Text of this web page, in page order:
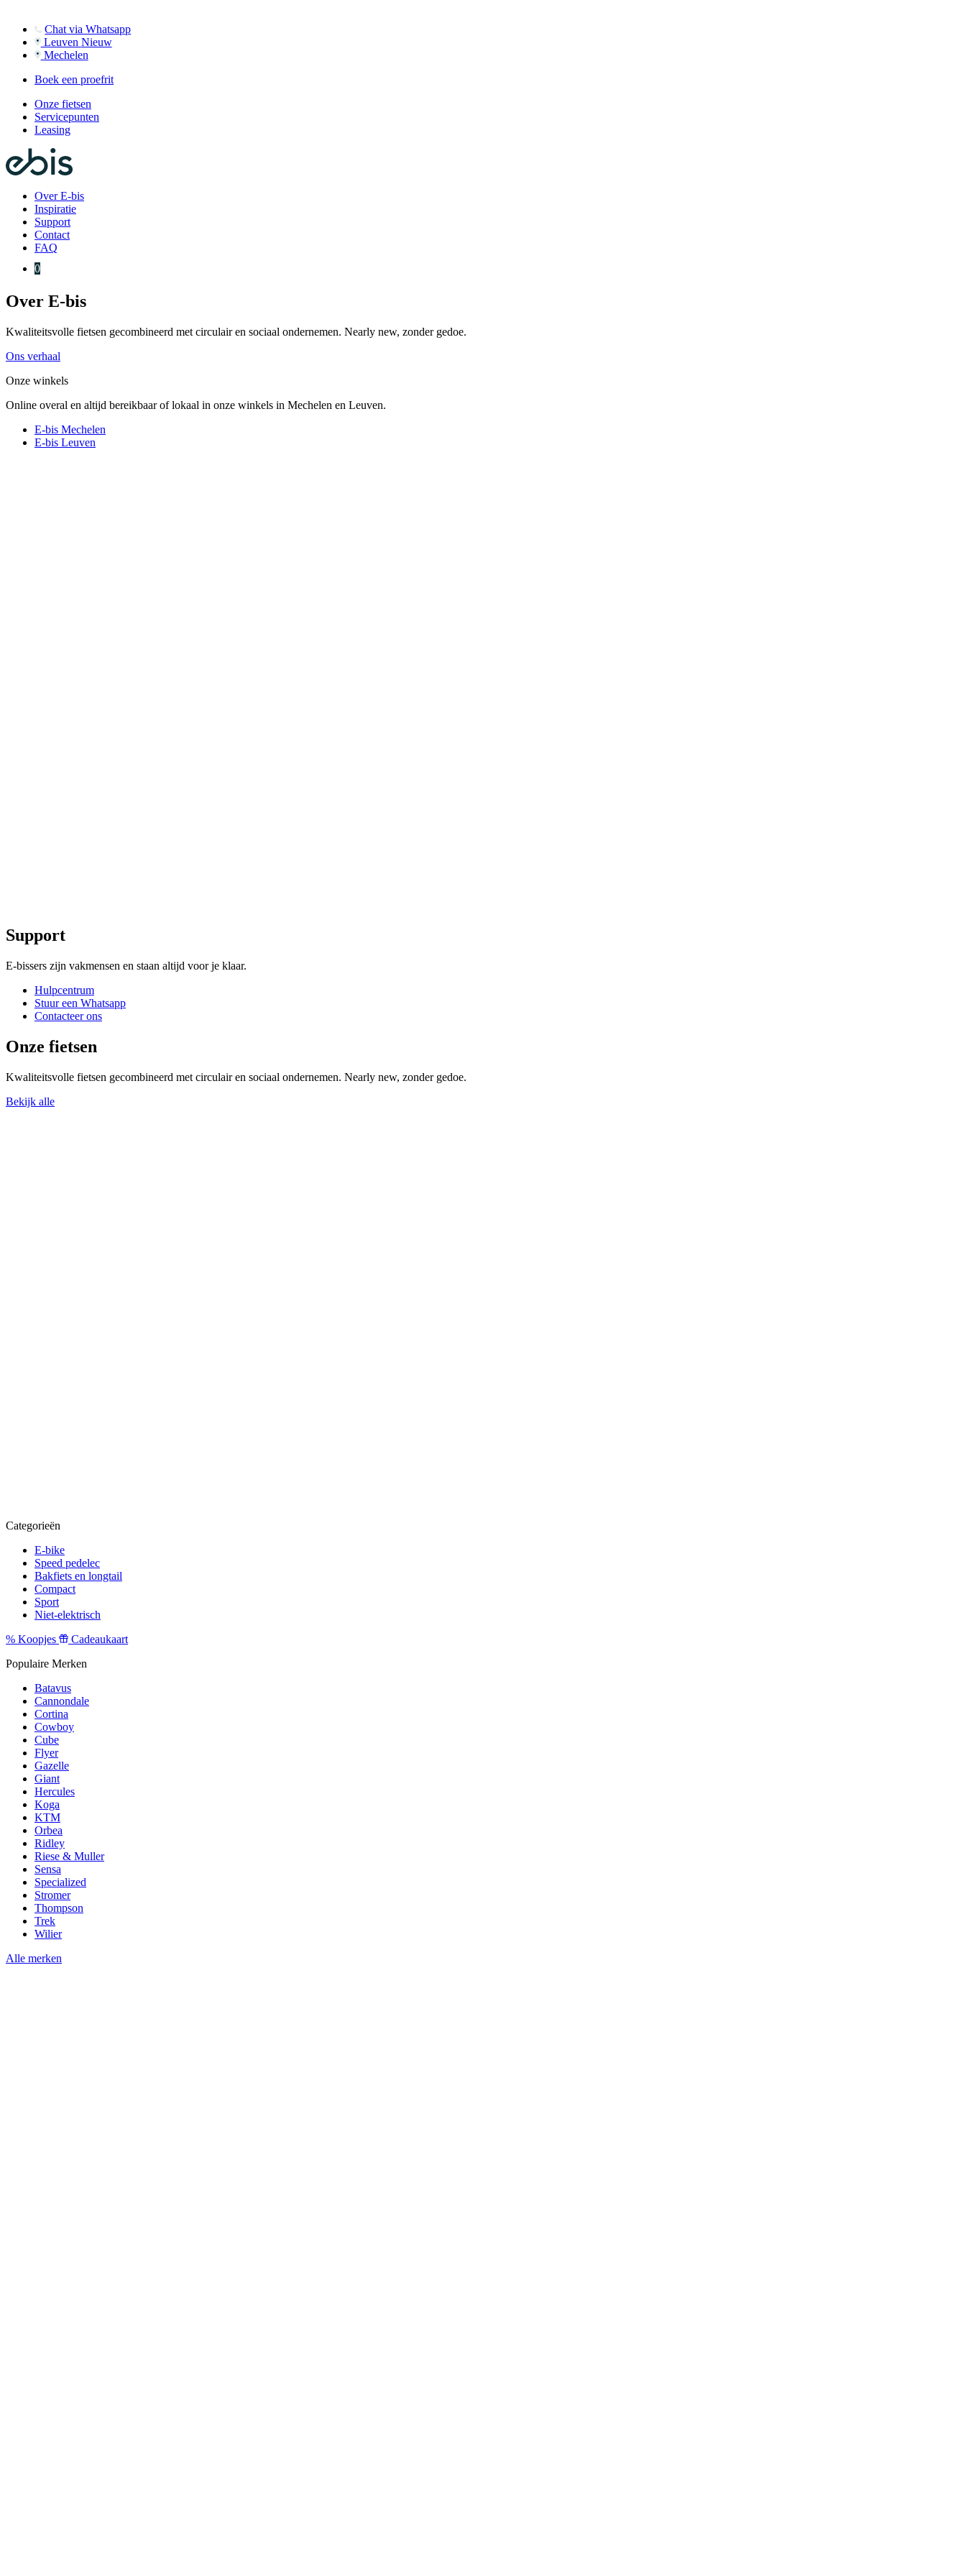
Chat via Whatsapp
Leuven Nieuw
Mechelen
Boek een proefrit
Onze fietsen
Servicepunten
Leasing
Over E-bis
Inspiratie
Support
Contact
FAQ
0
Over E-bis
Kwaliteitsvolle fietsen gecombineerd met circulair en sociaal ondernemen. Nearly new, zonder gedoe.
Ons verhaal
Onze winkels
Online overal en altijd bereikbaar of lokaal in onze winkels in Mechelen en Leuven.
E-bis Mechelen
E-bis Leuven
Support
E-bissers zijn vakmensen en staan altijd voor je klaar.
Hulpcentrum
Stuur een Whatsapp
Contacteer ons
Onze fietsen
Kwaliteitsvolle fietsen gecombineerd met circulair en sociaal ondernemen. Nearly new, zonder gedoe.
Bekijk alle
Categorieën
E-bike
Speed pedelec
Bakfiets en longtail
Compact
Sport
Niet-elektrisch
% Koopjes
Cadeaukaart
Populaire Merken
Batavus
Cannondale
Cortina
Cowboy
Cube
Flyer
Gazelle
Giant
Hercules
Koga
KTM
Orbea
Ridley
Riese & Muller
Sensa
Specialized
Stromer
Thompson
Trek
Wilier
Alle merken